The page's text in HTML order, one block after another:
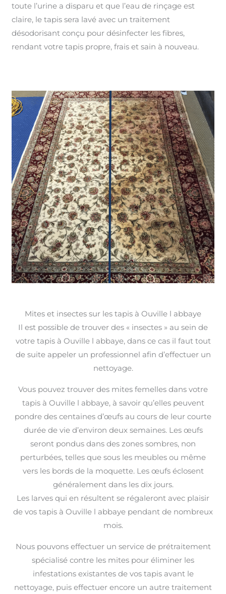
toute l’urine a disparu et que l’eau de rinçage est
claire, le tapis sera lavé avec un traitement
désodorisant conçu pour désinfecter les fibres,
rendant votre tapis propre, frais et sain à nouveau.
Mites et insectes sur les tapis à Ouville l abbaye
Il est possible de trouver des « insectes » au sein de
votre tapis à Ouville l abbaye, dans ce cas il faut tout
de suite appeler un professionnel afin d’effectuer un
nettoyage.
Vous pouvez trouver des mites femelles dans votre
tapis à Ouville l abbaye, à savoir qu’elles peuvent
pondre des centaines d’œufs au cours de leur courte
durée de vie d’environ deux semaines. Les œufs
seront pondus dans des zones sombres, non
perturbées, telles que sous les meubles ou même
vers les bords de la moquette. Les œufs éclosent
généralement dans les dix jours.
Les larves qui en résultent se régaleront avec plaisir
de vos tapis à Ouville l abbaye pendant de nombreux
mois.
Nous pouvons effectuer un service de prétraitement
spécialisé contre les mites pour éliminer les
infestations existantes de vos tapis avant le
nettoyage, puis effectuer encore un autre traitement